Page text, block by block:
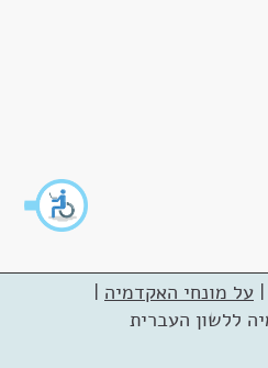
| על מונחי האקדמיה |
ללשון העברית